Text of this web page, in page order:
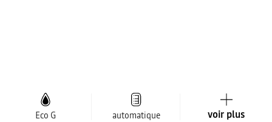
Eco G automatique voir plus